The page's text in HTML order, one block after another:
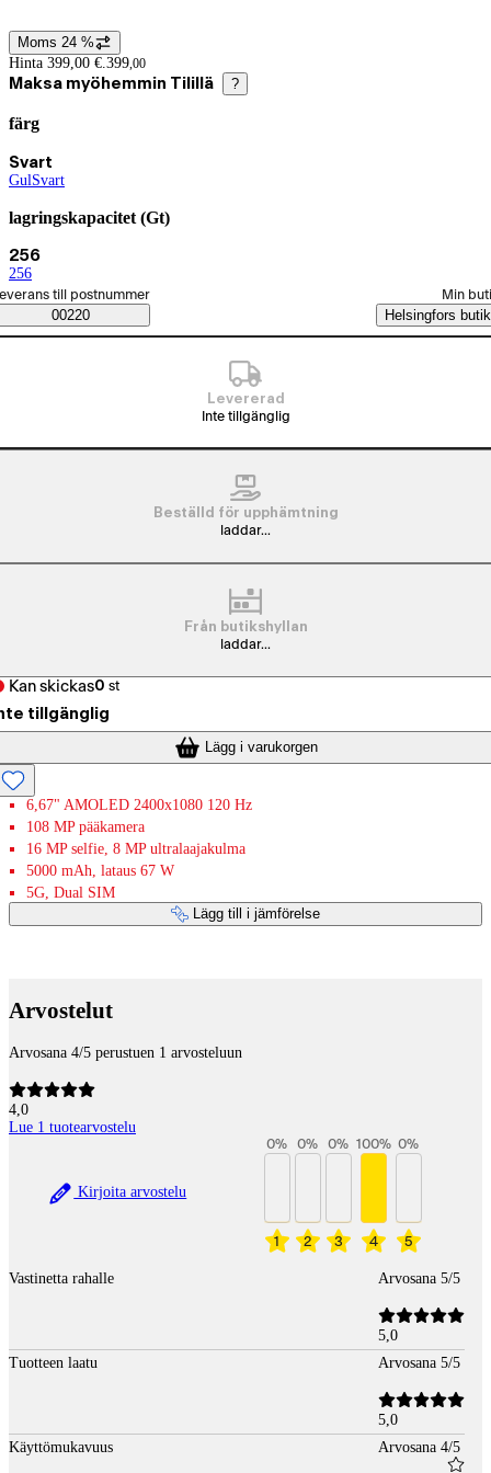
Prisinformation
Moms 24 %
Hinta 399,00 €. 399,00
Maksa myöhemmin Tilillä ?
färg
Nuvarande val Svart
Svart
Gul(färg)
Svart
lagringskapacitet (Gt)
Nuvarande val 256
256
256
Saatavuustiedot
beställningssätt
till postnummer
00220
Min
Helsingfors butik
Levererad
Inte tillgänglig
Beställd för upphämtning
laddar...
Från butikshyllan
laddar...
Kan skickas0 st
tillgänglig
Lägg i varukorgen
6,67" AMOLED 2400x1080 120 Hz
108 MP pääkamera
16 MP selfie, 8 MP ultralaajakulma
5000 mAh, lataus 67 W
5G, Dual SIM
Lägg till i jämförelse
Arvostelut
Arvosana 4/5 perustuen 1 arvosteluun
4,0
Lue 1 tuotearvostelu
Kirjoita arvostelu
1
0%
2
0%
3
0%
4
100%
5
0%
Vastinetta rahalle Arvosana 5/5
5,0
Tuotteen laatu
Arvosana 5/5
5,0
Käyttömukavuus
Arvosana 4/5